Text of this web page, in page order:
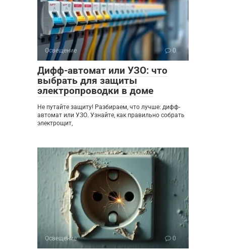
Освещение 0
Дифф-автомат или УЗО: что
выбрать для защиты
электропроводки в доме
Не путайте защиту! Разбираем, что лучше: дифф-
автомат или УЗО. Узнайте, как правильно собрать
электрощит,
Освещение 0